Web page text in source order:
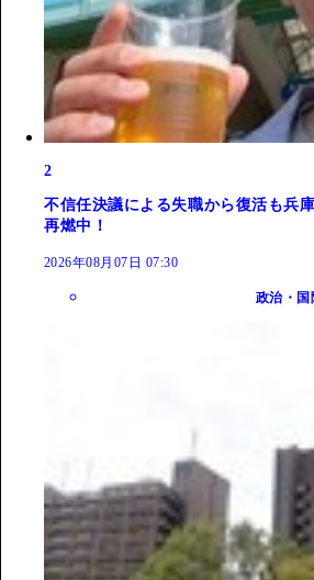
2
不信任決議による失職から復活も兵
再燃中！
2026年08月07日 07:30
政治・国